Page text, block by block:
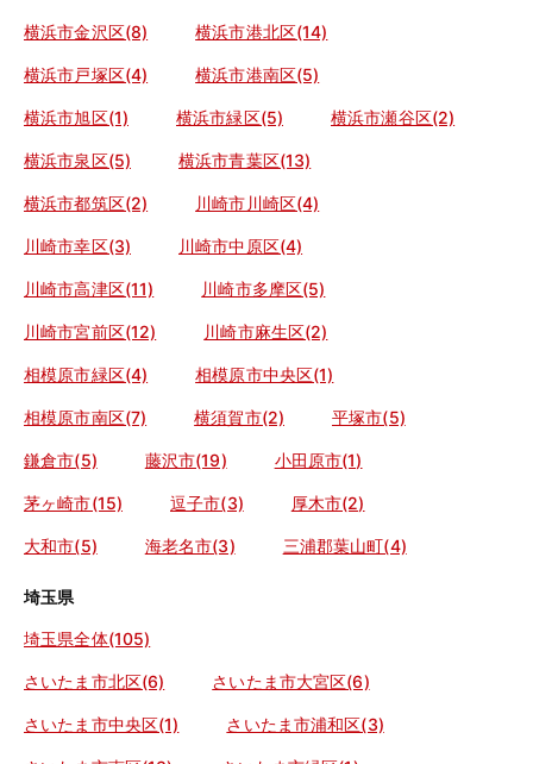
横浜市金沢区(8) 横浜市港北区(14)
横浜市戸塚区(4) 横浜市港南区(5)
横浜市旭区(1) 横浜市緑区(5) 横浜市瀬谷区(2)
横浜市泉区(5) 横浜市青葉区(13)
横浜市都筑区(2) 川崎市川崎区(4)
川崎市幸区(3) 川崎市中原区(4)
川崎市高津区(11) 川崎市多摩区(5)
川崎市宮前区(12) 川崎市麻生区(2)
相模原市緑区(4) 相模原市中央区(1)
相模原市南区(7) 横須賀市(2) 平塚市(5)
鎌倉市(5) 藤沢市(19) 小田原市(1)
茅ヶ崎市(15) 逗子市(3) 厚木市(2)
大和市(5) 海老名市(3) 三浦郡葉山町(4)
埼玉県
埼玉県全体(105)
さいたま市北区(6) さいたま市大宮区(6)
さいたま市中央区(1) さいたま市浦和区(3)